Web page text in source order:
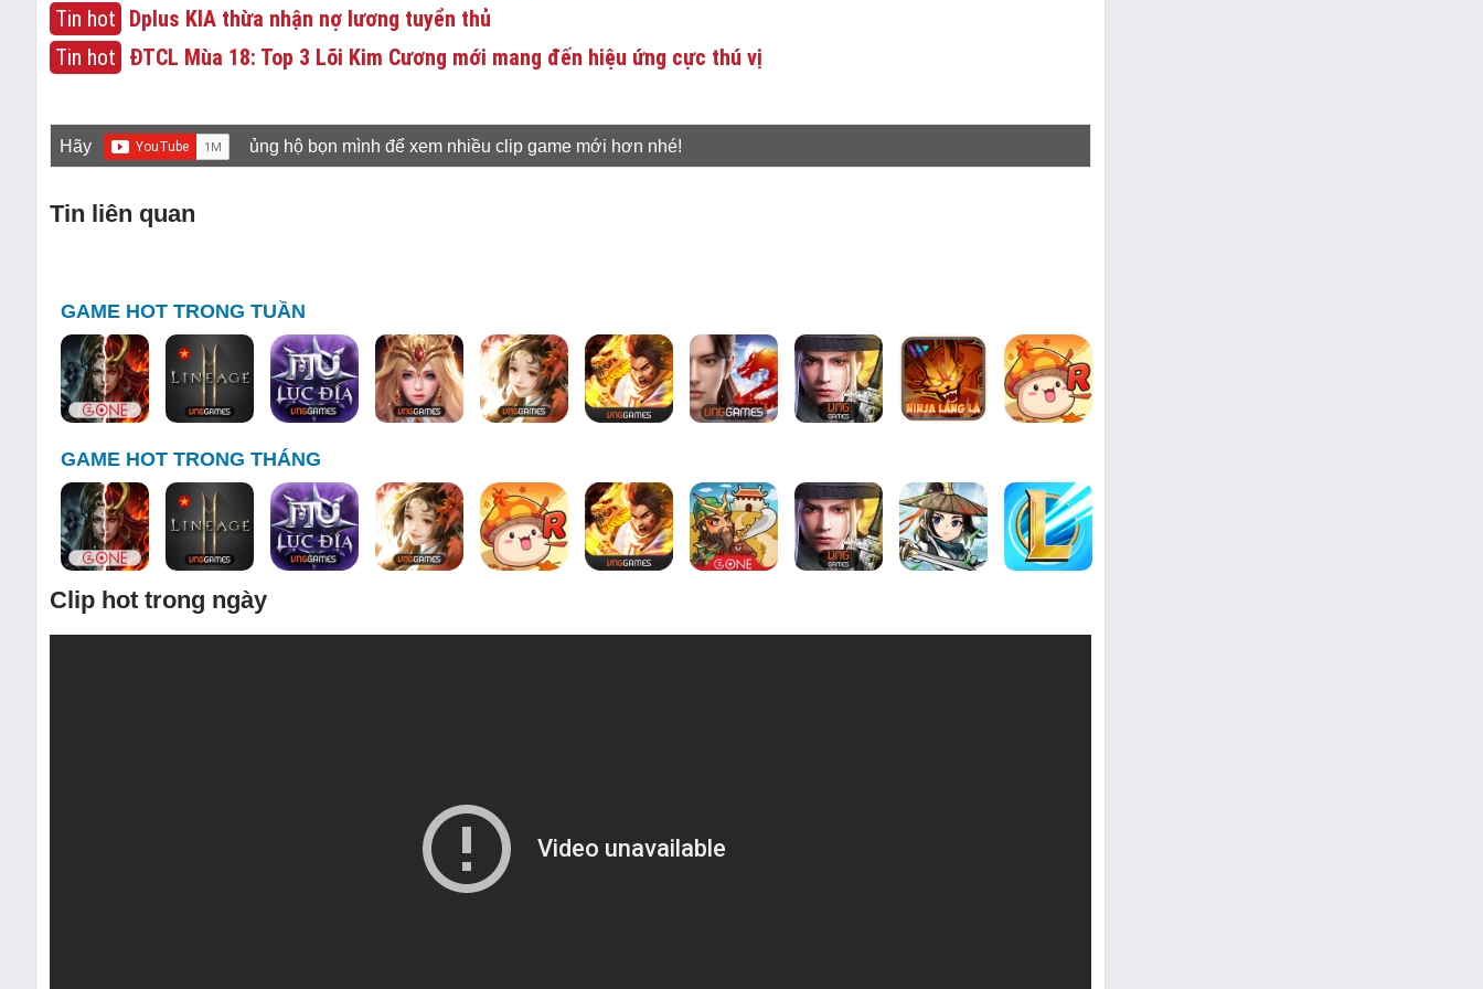
Tin hot Dplus KIA thừa nhận nợ lương tuyển thủ
Tin hot ĐTCL Mùa 18: Top 3 Lõi Kim Cương mới mang đến hiệu ứng cực thú vị
Hãy ủng hộ bọn mình để xem nhiều clip game mới hơn nhé!
Tin liên quan
GAME HOT TRONG TUẦN
GAME HOT TRONG THÁNG
Clip hot trong ngày